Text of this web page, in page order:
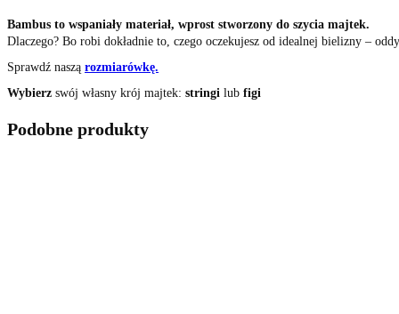
Bambus to wspaniały materiał, wprost stworzony do szycia majtek.
Dlaczego? Bo robi dokładnie to, czego oczekujesz od idealnej bielizny –
Sprawdź naszą rozmiarówkę.
Wybierz swój własny krój majtek: stringi lub figi
Podobne produkty